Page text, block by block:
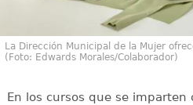
La Dirección Municipal de la Mujer
(Foto: Edwards Morales/Colaborador)
En los cursos que se imparten